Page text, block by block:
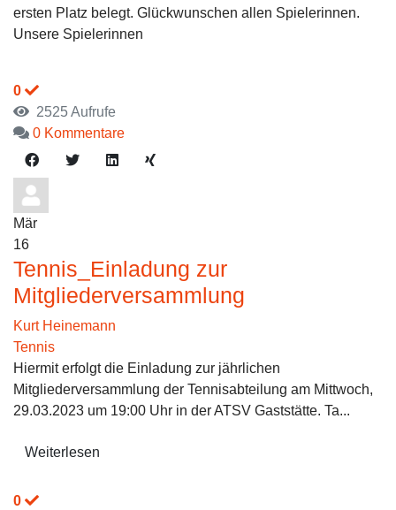
ersten Platz belegt. Glückwunschen allen Spielerinnen.
Unsere Spielerinnen
0
2525 Aufrufe
0 Kommentare
Mär
16
Tennis_Einladung zur
Mitgliederversammlung
Kurt Heinemann
Tennis
Hiermit erfolgt die Einladung zur jährlichen
Mitgliederversammlung der Tennisabteilung am Mittwoch,
29.03.2023 um 19:00 Uhr in der ATSV Gaststätte. Ta...
Weiterlesen
0